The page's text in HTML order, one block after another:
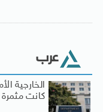
عرب
الخارجية
كانت مثمرة